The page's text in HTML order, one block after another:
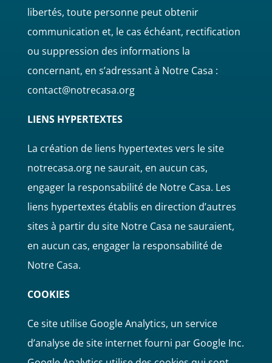
libertés, toute personne peut obtenir
communication et, le cas échéant, rectification
ou suppression des informations la
concernant, en s’adressant à Notre Casa :
contact@notrecasa.org
LIENS HYPERTEXTES
La création de liens hypertextes vers le site
notrecasa.org ne saurait, en aucun cas,
engager la responsabilité de Notre Casa. Les
liens hypertextes établis en direction d’autres
sites à partir du site Notre Casa ne sauraient,
en aucun cas, engager la responsabilité de
Notre Casa.
COOKIES
Ce site utilise Google Analytics, un service
d’analyse de site internet fourni par Google Inc.